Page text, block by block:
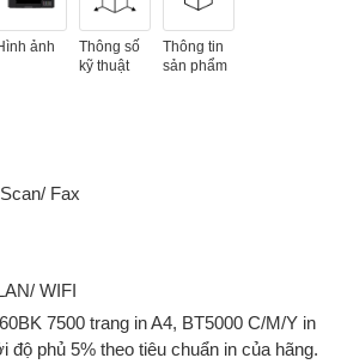
ảnh
Thông số
kỹ thuật
Thông tin
sản phẩm
Fax
WIFI
7500 trang in A4, BT5000 C/M/Y in
độ phủ 5% theo tiêu chuẩn in của hãng.